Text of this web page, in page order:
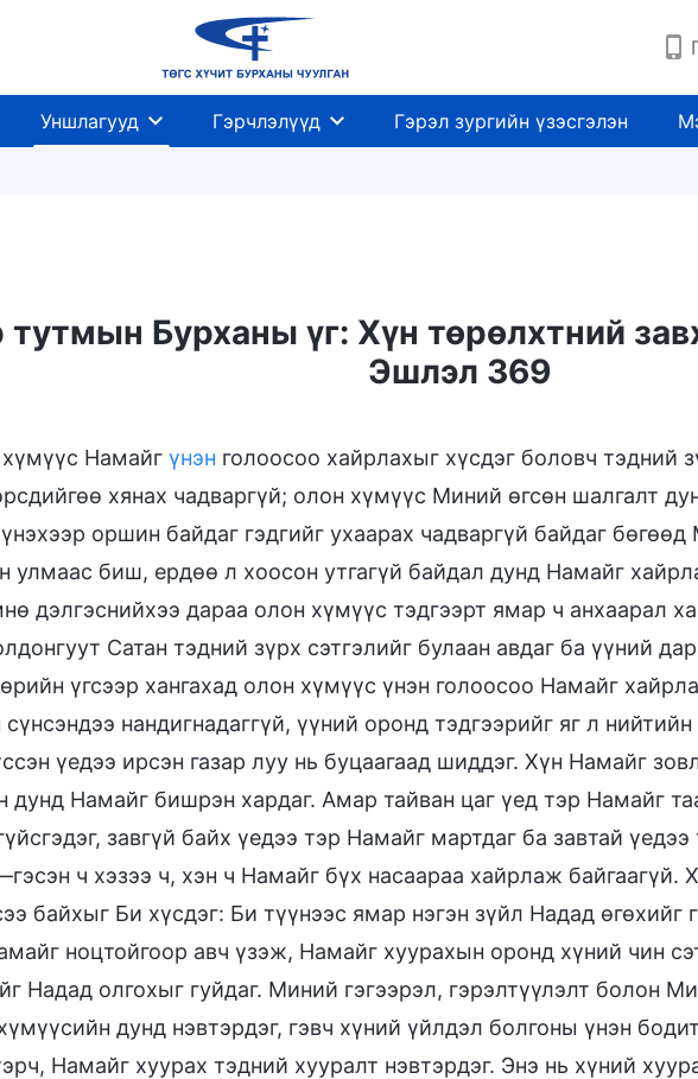
Уншлагууд Гэрчлэлүүд Гэрэл зургийн үзэсгэлэн
Хүрэх газар ба төгсгөл
Бурханы үг: Хүн төрөлхтний
Эшлэл 369
Намайг үнэн голоосоо хайрлахыг хүсдэг боловч тэдний
хянах чадваргүй; олон хүмүүс Миний өгсөн шалгалт
оршин байдаг гэдгийг ухаарах чадваргүй байдаг
улмаас биш, ердөө л хоосон утгагүй байдал дунд Намайг
дэлгэснийхээ дараа олон хүмүүс тэдгээрт ямар ч анхаарал
Сатан тэдний зүрх сэтгэлийг булаан авдаг ба үүний
үгсээр хангахад олон хүмүүс үнэн голоосоо Намайг
нандигнадаггүй, үүний оронд тэдгээрийг яг л
үедээ ирсэн газар луу нь буцаагаад шиддэг. Хүн Намайг
дунд Намайг бишрэн хардаг. Амар тайван цаг үед тэр Намайг
завгүй байх үедээ тэр Намайг мартдаг ба завтай
ч хэзээ ч, хэн ч Намайг бүх насаараа хайрлаж
байхыг Би хүсдэг: Би түүнээс ямар нэгэн зүйл Надад өгөхийг
ноцтойгоор авч үзэж, Намайг хуурахын оронд хүний чин
Надад олгохыг гуйдаг. Миний гэгээрэл, гэрэлтүүлэлт болон
дунд нэвтэрдэг, гэвч хүний үйлдэл болгоны үнэн
Намайг хуурах тэдний хууралт нэвтэрдэг. Энэ нь хүний